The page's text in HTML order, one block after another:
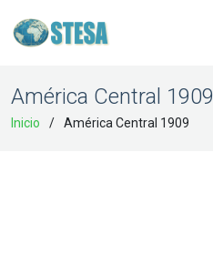
América Central 1909
Inicio América Central 1909